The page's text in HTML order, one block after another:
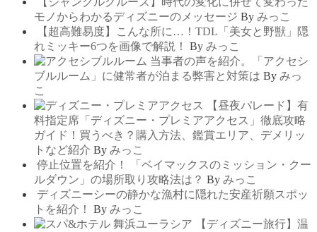
モノからわかるディズニーのメッセージ By みっこ
【超高難易度】こんな所に…！TDL「美女と野獣」隠
れミッキー6つを画像で解説！
By みっこ
当事者の声を紹介。「アクセシ
ブルルーム」に健常者が泊まる弊害と対策は By みっ
こ
【昼夜パレード】有
料指定席「ディズニー・プレミアアクセス」徹底攻略
ガイド！買うべき？購入方法、鑑賞エリア、デメリッ
トなど紹介 By みっこ
停止位置を紹介！ 「ベイマックスのミッション・クー
ルダウン」の場所取り攻略法は？ By みっこ
ディズニーシーの静かな漁村に隠れた安産祈願スポッ
トを紹介！
By みっこ
【ディズニー旅行】温